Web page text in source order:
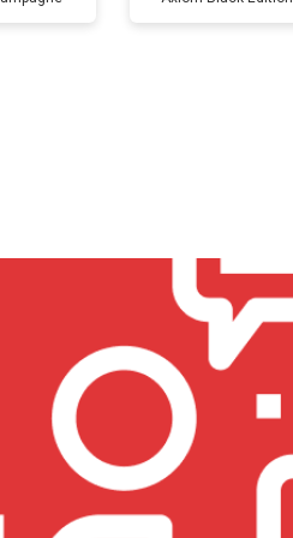
мин
от 4200 ₽
мин от 3900 ₽
от 4800 ₽